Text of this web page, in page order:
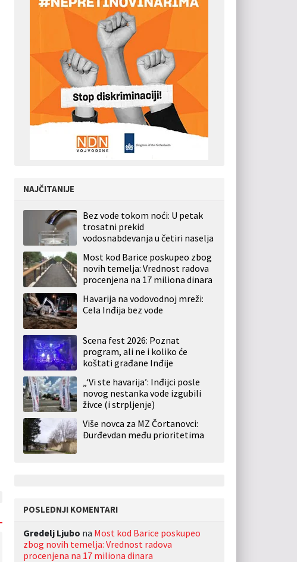
NAJČITANIJE
Bez vode tokom noći: U petak
trosatni prekid
vodosnabdevanja u četiri naselja
Most kod Barice poskupeo zbog
novih temelja: Vrednost radova
procenjena na 17 miliona dinara
Havarija na vodovodnoj mreži:
Cela Inđija bez vode
Scena fest 2026: Poznat
program, ali ne i koliko će
koštati građane Inđije
„‘Vi ste havarija’: Inđijci posle
novog nestanka vode izgubili
živce (i strpljenje)
Više novca za MZ Čortanovci:
Đurđevdan među prioritetima
POSLEDNJI KOMENTARI
Gredelj Ljubo na Most kod Barice poskupeo
zbog novih temelja: Vrednost radova
procenjena na 17 miliona dinara